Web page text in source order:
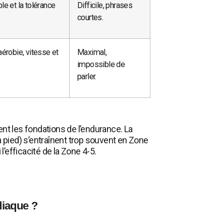
et la tolérance
Difficile, phrases
courtes.
vitesse et
Maximal,
impossible de
parler.
les fondations de l’endurance. La
s’entraînent trop souvent en Zone
de la Zone 4-5.
?